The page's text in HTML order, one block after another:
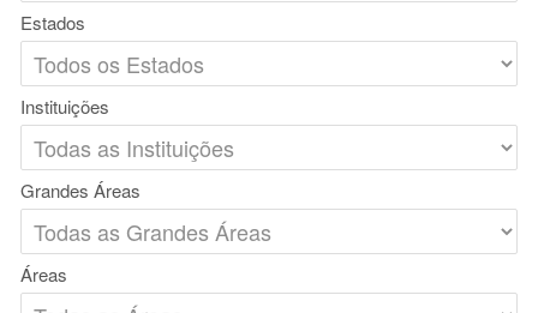
Estados
Instituições
Grandes Áreas
Áreas